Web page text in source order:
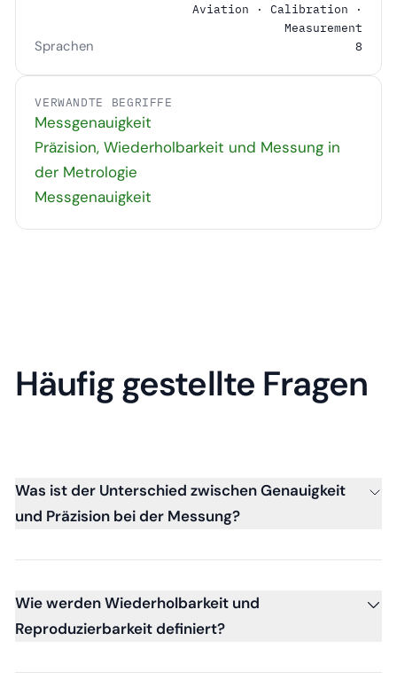
Aviation · Calibration ·
Measurement
Sprachen 8
VERWANDTE BEGRIFFE
Messgenauigkeit
Präzision, Wiederholbarkeit und Messung in
der Metrologie
Messgenauigkeit
Häufig gestellte Fragen
Was ist der Unterschied zwischen Genauigkeit
und Präzision bei der Messung?
Wie werden Wiederholbarkeit und
Reproduzierbarkeit definiert?